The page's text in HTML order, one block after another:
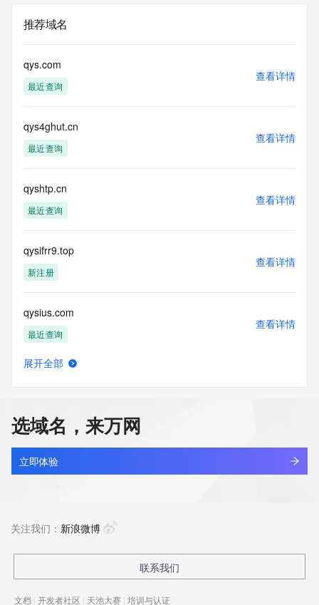
推荐域名
qys.com
最近查询
查看详情
qys4ghut.cn
最近查询
查看详情
qyshtp.cn
最近查询
查看详情
qysifrr9.top
新注册
查看详情
qysius.com
最近查询
查看详情
qysqzwctv3g.com
新注册
查看详情
最近查询
展开全部
选域名，来万网
立即体验
关注我们： 新浪微博
联系我们
文档 | 开发者社区 | 天池大赛 | 培训与认证